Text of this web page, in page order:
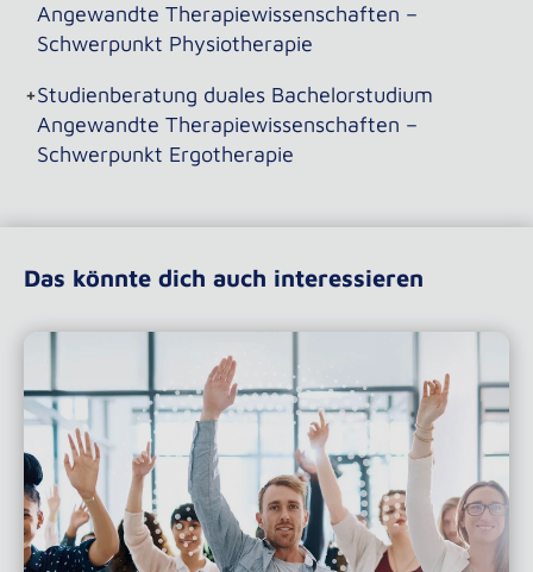
Angewandte Therapiewissenschaften –
Schwerpunkt Physiotherapie
+Studienberatung duales Bachelorstudium
Angewandte Therapiewissenschaften –
Schwerpunkt Ergotherapie
Das könnte dich auch interessieren